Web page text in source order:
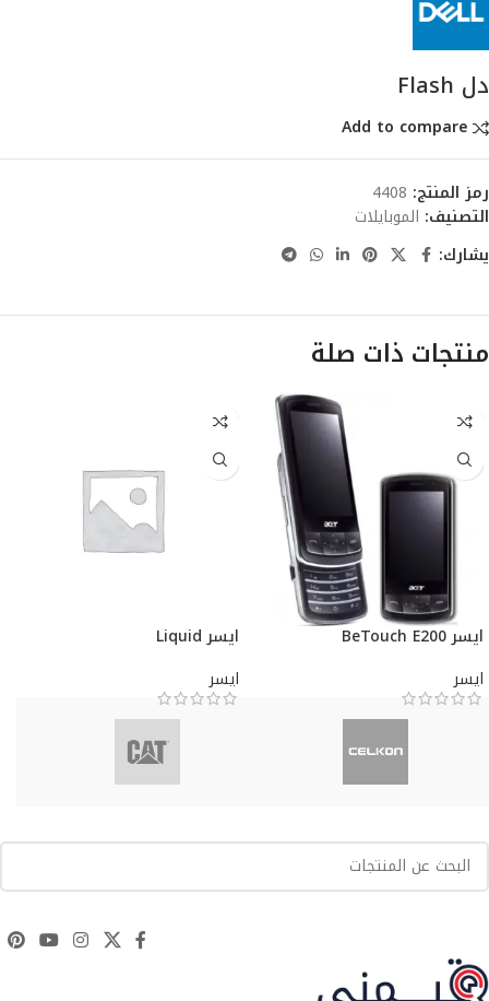
دل Flash
Add to compare
رمز المنتج: 4408
التصنيف: الموبايلات
يشارك:
منتجات ذات صلة
ايسر BeTouch E200
ايسر
ايسر Liquid
ايسر